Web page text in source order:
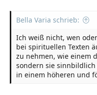
Bella Varia schrieb:
Ich weiß nicht, wen
bei spirituellen Texten
zu nehmen, wie einem
sondern sie
in einem höheren und